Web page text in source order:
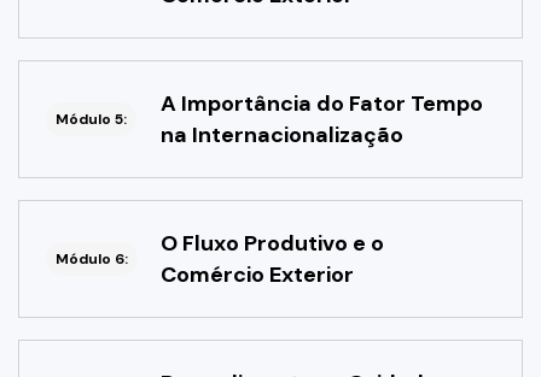
Módulo 5:
A Importância do Fator Tempo
na Internacionalização
Módulo 6:
O Fluxo Produtivo e o
Comércio Exterior